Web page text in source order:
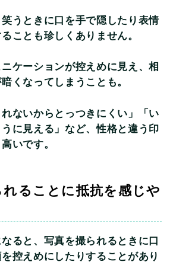
うときに口を手で隠したり表情
ことも珍しくありません。
ケーションが控えめに見え、相
くなってしまうことも。
れないからとっつきにくい」「い
に見える」など、性格と違う印
いです。
ることに抵抗を感じや
ると、写真を撮られるときに口
控えめにしたりすることがあり